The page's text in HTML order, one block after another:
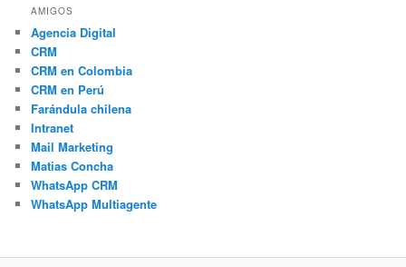
AMIGOS
Agencia Digital
CRM
CRM en Colombia
CRM en Perú
Farándula chilena
Intranet
Mail Marketing
Matias Concha
WhatsApp CRM
WhatsApp Multiagente